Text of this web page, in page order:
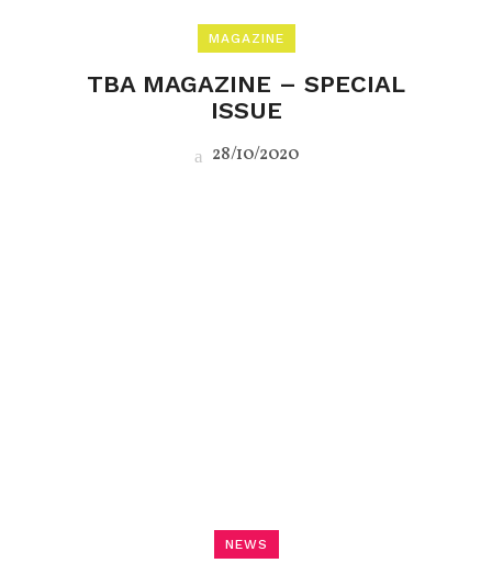
MAGAZINE
TBA MAGAZINE – SPECIAL
ISSUE
28/10/2020
NEWS